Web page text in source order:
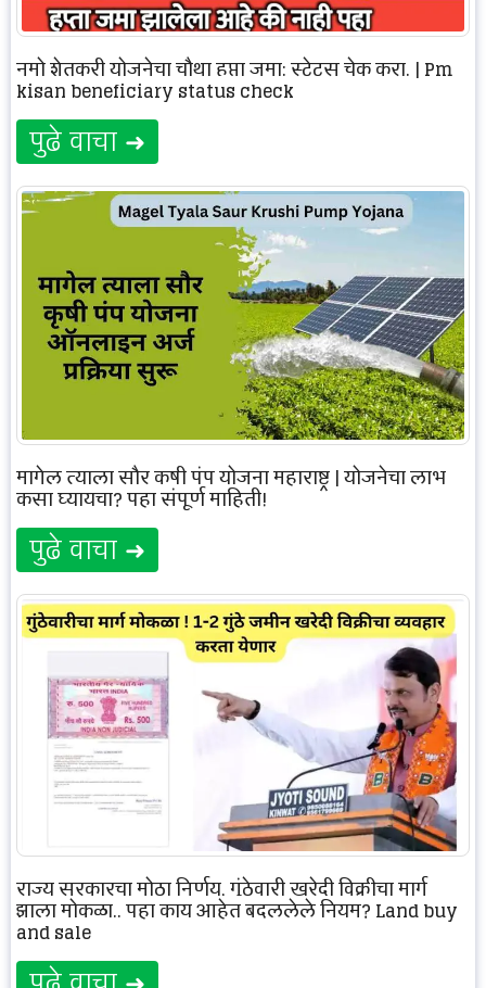
नमो शेतकरी योजनेचा चौथा हप्ता जमा: स्टेटस चेक करा. | Pm
kisan beneficiary status check
पुढे वाचा ➜
मागेल त्याला सौर कृषी पंप योजना महाराष्ट्र | योजनेचा लाभ
कसा घ्यायचा? पहा संपूर्ण माहिती!
पुढे वाचा ➜
राज्य सरकारचा मोठा निर्णय, गुंठेवारी खरेदी विक्रीचा मार्ग
झाला मोकळा.. पहा काय आहेत बदललेले नियम? Land buy
and sale